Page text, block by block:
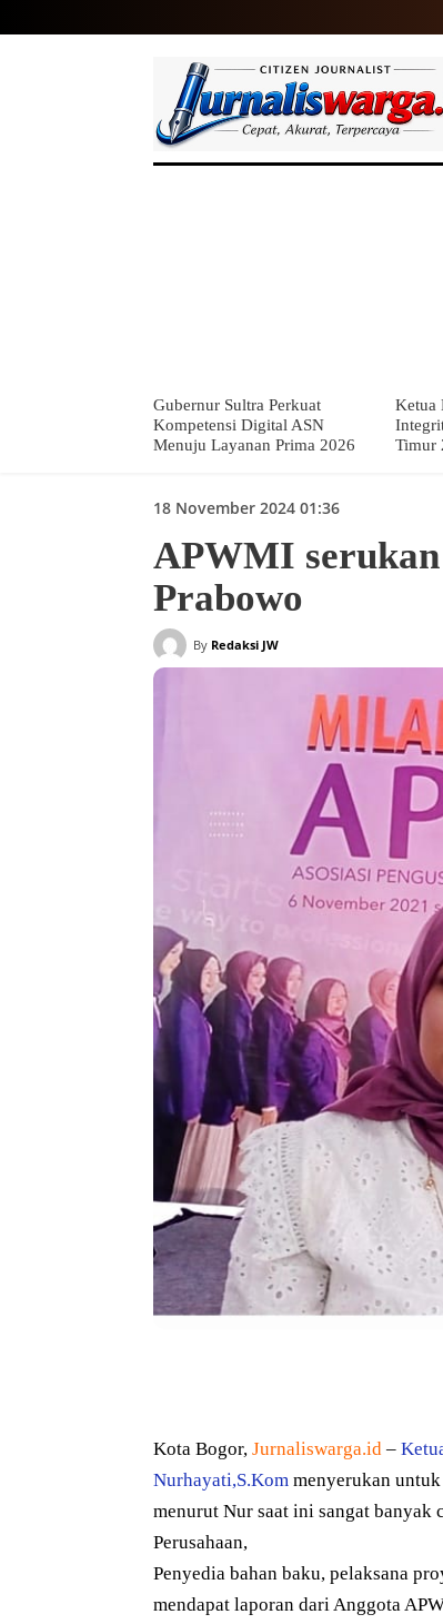
Gubernur Sultra Perkuat
Kompetensi Digital ASN
Menuju Layanan Prima 2026
Ketua
Timur
18 November 2024 01:36
APWMI
Prabowo
By Redaksi JW
Kota Bogor, Jurnaliswarga.id –
Nurhayati,S.Kom menyerukan
menurut Nur saat ini sangat
Perusahaan,
Penyedia bahan baku, pelaksana
mendapat laporan dari Anggota